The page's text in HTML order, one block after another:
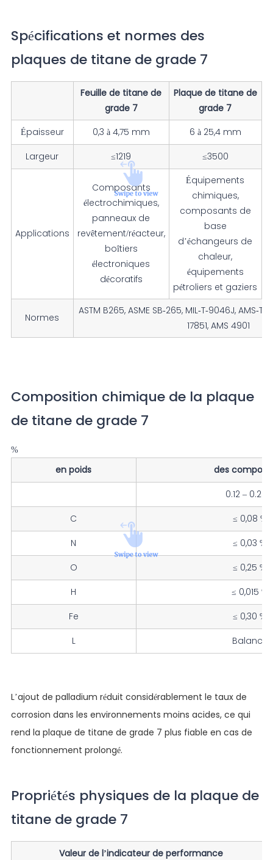
Spécifications et normes des
plaques de titane de grade 7
Feuille de titane de
grade 7
Plaque de titane de
grade 7
Épaisseur
0,3 à 4,75 mm
6 à 25,4 mm
Largeur
≤1219 ≤3500
Applications
Composants
électrochimiques,
panneaux de
revêtement/réacteur,
boîtiers
électroniques
décoratifs
Équipements
chimiques,
composants de
base
d’échangeurs de
chaleur,
équipements
pétroliers et gaziers
Normes
ASTM B265, ASME SB-265, MIL-T-9046J, AMS-T-
17851, AMS 4901
Composition chimique de la plaque
de titane de grade 7
%
en poids
des
0.12 –
C
≤ 0,08 %
N
≤ 0,03 %
O
≤ 0,25 %
H
≤ 0,015 %
Fe
≤ 0,30 %
L
Balance
L’ajout de palladium réduit considérablement le taux de
corrosion dans les environnements moins acides, ce qui
rend la plaque de titane de grade 7 plus fiable en cas de
fonctionnement prolongé.
Propriétés physiques de la plaque de
titane de grade 7
Valeur de l’indicateur de performance